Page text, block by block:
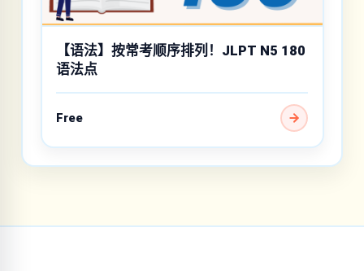
【语法】按常考顺序排列！JLPT N5 180
语法点
Free